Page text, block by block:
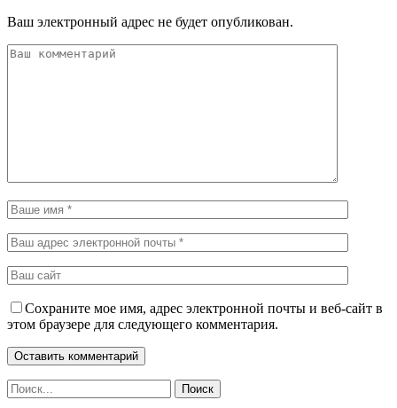
Ваш электронный адрес не будет опубликован.
Сохраните мое имя, адрес электронной почты и веб-сайт в
этом браузере для следующего комментария.